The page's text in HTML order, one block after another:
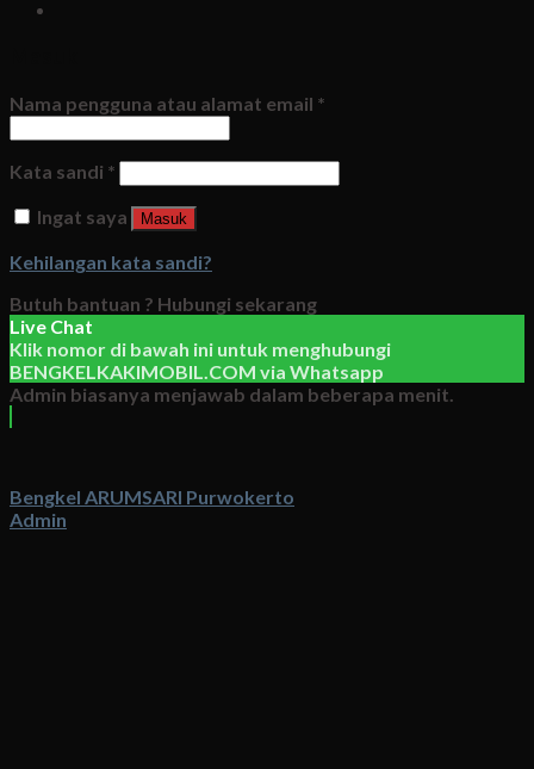
Nama pengguna atau alamat email *
Kata sandi *
Ingat saya
Masuk
Kehilangan kata sandi?
Butuh bantuan ? Hubungi sekarang
Live Chat
Klik nomor di bawah ini untuk menghubungi
BENGKELKAKIMOBIL.COM via Whatsapp
Admin biasanya menjawab dalam beberapa menit.
Bengkel ARUMSARI Purwokerto
Admin